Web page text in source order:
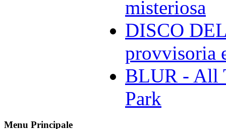
misteriosa
DISCO
provvisoria
BLUR - All
Park
Menu Principale